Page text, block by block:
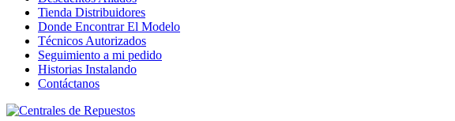
Tienda Distribuidores
Donde Encontrar El Modelo
Técnicos Autorizados
Seguimiento a mi pedido
Historias Instalando
Contáctanos